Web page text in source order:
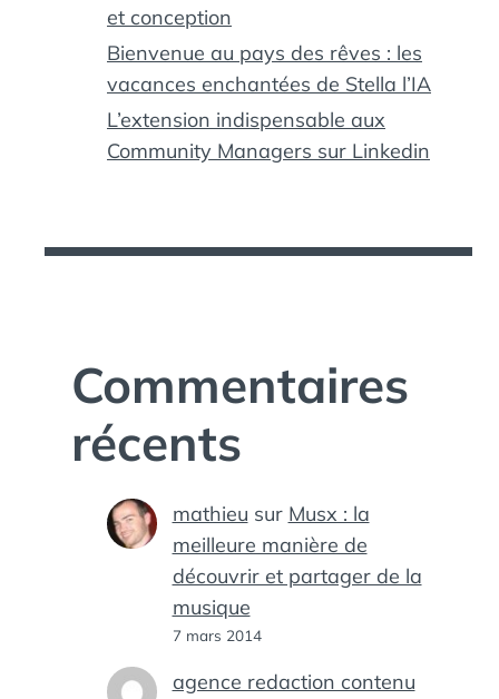
et conception
Bienvenue au pays des rêves : les
vacances enchantées de Stella l’IA
L’extension indispensable aux
Community Managers sur Linkedin
Commentaires
récents
mathieu sur Musx : la
meilleure manière de
découvrir et partager de la
musique
7 mars 2014
agence redaction contenu